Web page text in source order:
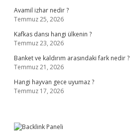
Avamil izhar nedir ?
Temmuz 25, 2026
Kafkas dansı hangi ülkenin ?
Temmuz 23, 2026
Banket ve kaldırım arasındaki fark nedir ?
Temmuz 21, 2026
Hangi hayvan gece uyumaz ?
Temmuz 17, 2026